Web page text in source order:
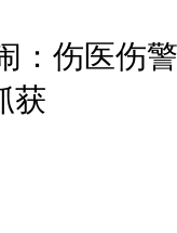
：伤医伤
获